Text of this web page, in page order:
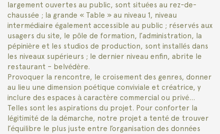
largement ouvertes au public, sont situées au rez-de-
chaussée ; la grande « Table » au niveau 1, niveau
intermédiaire également accessible au public ; réservés aux
usagers du site, le pôle de formation, l’administration, la
pépinière et les studios de production, sont installés dans
les niveaux supérieurs ; le dernier niveau enfin, abrite le
restaurant – belvédère.
Provoquer la rencontre, le croisement des genres, donner
au lieu une dimension poétique conviviale et créatrice, y
inclure des espaces à caractère commercial ou privé…
Telles sont les aspirations du projet. Pour conforter la
légitimité de la démarche, notre projet a tenté de trouver
l’équilibre le plus juste entre l’organisation des données